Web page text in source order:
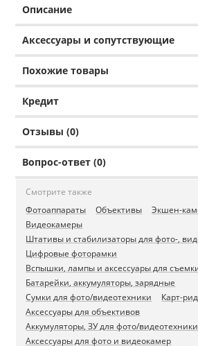
Описание
Аксессуары и сопутствующие
Похожие товары
Кредит
Отзывы (0)
Вопрос-ответ (0)
Смотрите также
Фотоаппараты
Объективы
Экшен-
Видеокамеры
Штативы и стабилизаторы для фото-,
Цифровые фоторамки
Вспышки, лампы и аксессуары для
Батарейки, аккумуляторы, зарядные
Сумки для фото/видеотехники
Карт-
Аксессуары для объективов
Аккумуляторы, ЗУ для фото/видеотехники
Аксессуары для фото и видеокамер